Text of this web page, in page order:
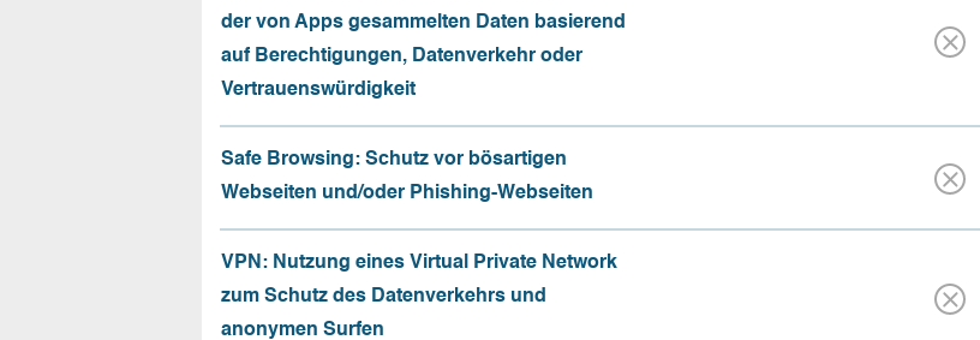
der von Apps gesammelten Daten basierend
auf Berechtigungen, Datenverkehr oder
Vertrauenswürdigkeit
Safe Browsing: Schutz vor bösartigen
Webseiten und/oder Phishing-Webseiten
VPN: Nutzung eines Virtual Private Network
zum Schutz des Datenverkehrs und
anonymen Surfen